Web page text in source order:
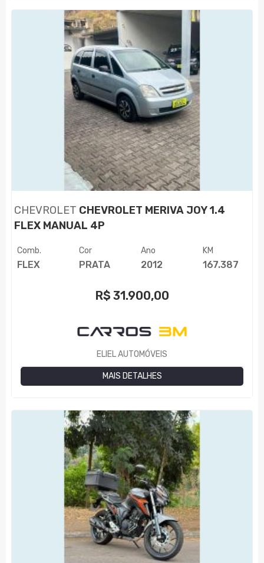
CHEVROLET CHEVROLET MERIVA JOY 1.4
FLEX MANUAL 4P
Comb.
FLEX
Cor
PRATA
Ano
2012
KM
167.387
R$ 31.900,00
ELIEL AUTOMÓVEIS
MAIS DETALHES